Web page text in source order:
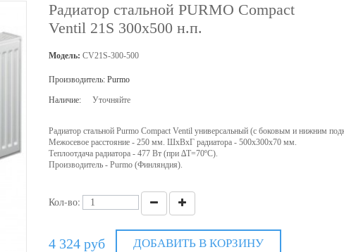
Радиатор стальной PURMO Compact
Ventil 21S 300х500 н.п.
Модель: CV21S-300-500
Производитель: Purmo
Наличие: Уточняйте
Радиатор стальной Purmo Compact Ventil универсальный (с боковым и нижним
Межосевое расстояние - 250 мм. ШхВхГ радиатора - 500х300х70 мм.
Теплоотдача радиатора - 477 Вт (при ∆T=70ºC).
Производитель - Purmo (Финляндия).
Кол-во:
4 324 руб ДОБАВИТЬ В КОРЗИНУ